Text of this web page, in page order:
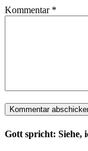
Kommentar *
Gott spricht: Siehe,